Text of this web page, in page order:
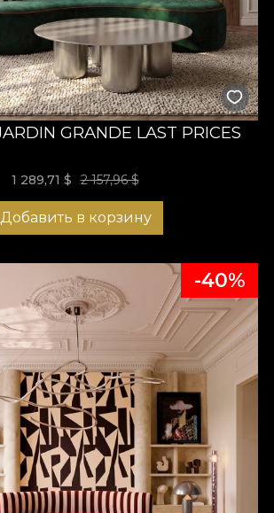
GRANDE LAST PRICES
1 289,71 $ 2 157,96 $
Добавить в корзину
-40%